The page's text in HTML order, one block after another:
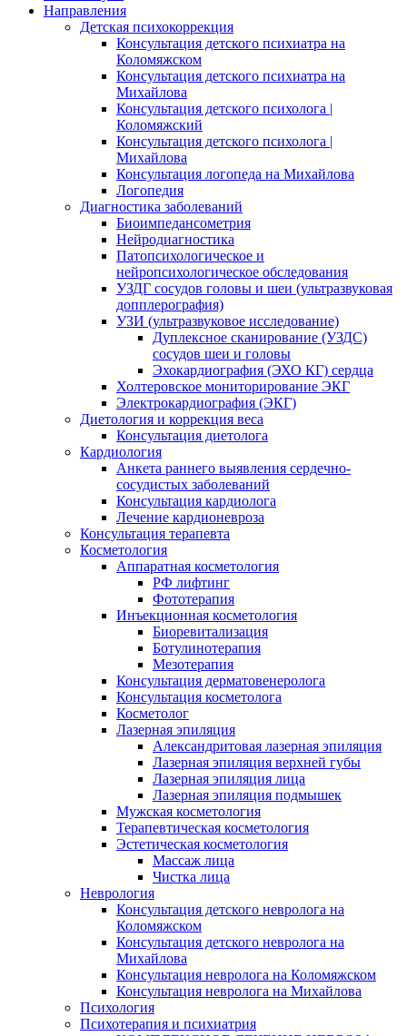
Направления
Детская психокоррекция
Консультация детского психиатра на
Коломяжском
Консультация детского психиатра на
Михайлова
Консультация детского психолога |
Коломяжский
Консультация детского психолога |
Михайлова
Консультация логопеда на Михайлова
Логопедия
Диагностика заболеваний
Биоимпедансометрия
Нейродиагностика
Патопсихологическое и
нейропсихологическое обследования
УЗДГ сосудов головы и шеи (ультразвуковая
допплерография)
УЗИ (ультразвуковое исследование)
Дуплексное сканирование (УЗДС)
сосудов шеи и головы
Эхокардиография (ЭХО КГ) сердца
Холтеровское мониторирование ЭКГ
Электрокардиография (ЭКГ)
Диетология и коррекция веса
Консультация диетолога
Кардиология
Анкета раннего выявления сердечно-
сосудистых заболеваний
Консультация кардиолога
Лечение кардионевроза
Консультация терапевта
Косметология
Аппаратная косметология
РФ лифтинг
Фототерапия
Инъекционная косметология
Биоревитализация
Ботулинотерапия
Мезотерапия
Консультация дерматовенеролога
Консультация косметолога
Косметолог
Лазерная эпиляция
Александритовая лазерная эпиляция
Лазерная эпиляция верхней губы
Лазерная эпиляция лица
Лазерная эпиляция подмышек
Мужская косметология
Терапевтическая косметология
Эстетическая косметология
Массаж лица
Чистка лица
Неврология
Консультация детского невролога на
Коломяжском
Консультация детского невролога на
Михайлова
Консультация невролога на Коломяжском
Консультация невролога на Михайлова
Психология
Психотерапия и психиатрия